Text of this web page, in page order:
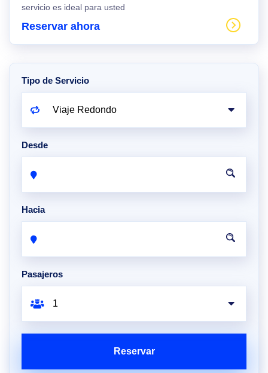
servicio es ideal para usted
Reservar ahora
Tipo de Servicio
Desde
Hacia
Pasajeros
Reservar